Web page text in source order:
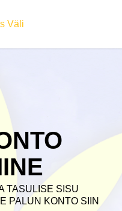
TASULISE SISU
PALUN KONTO SIIN